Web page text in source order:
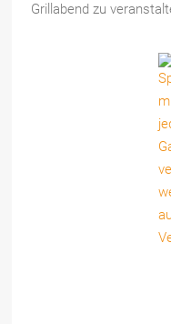
Grillabend zu